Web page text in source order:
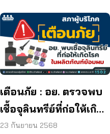
เตือนภัย : อย. ตรวจพบ
เชื้อจุลินทรีย์ที่ก่อให้เกิด
โรค และพบแบคทีเรีย
23 กันยายน 2568